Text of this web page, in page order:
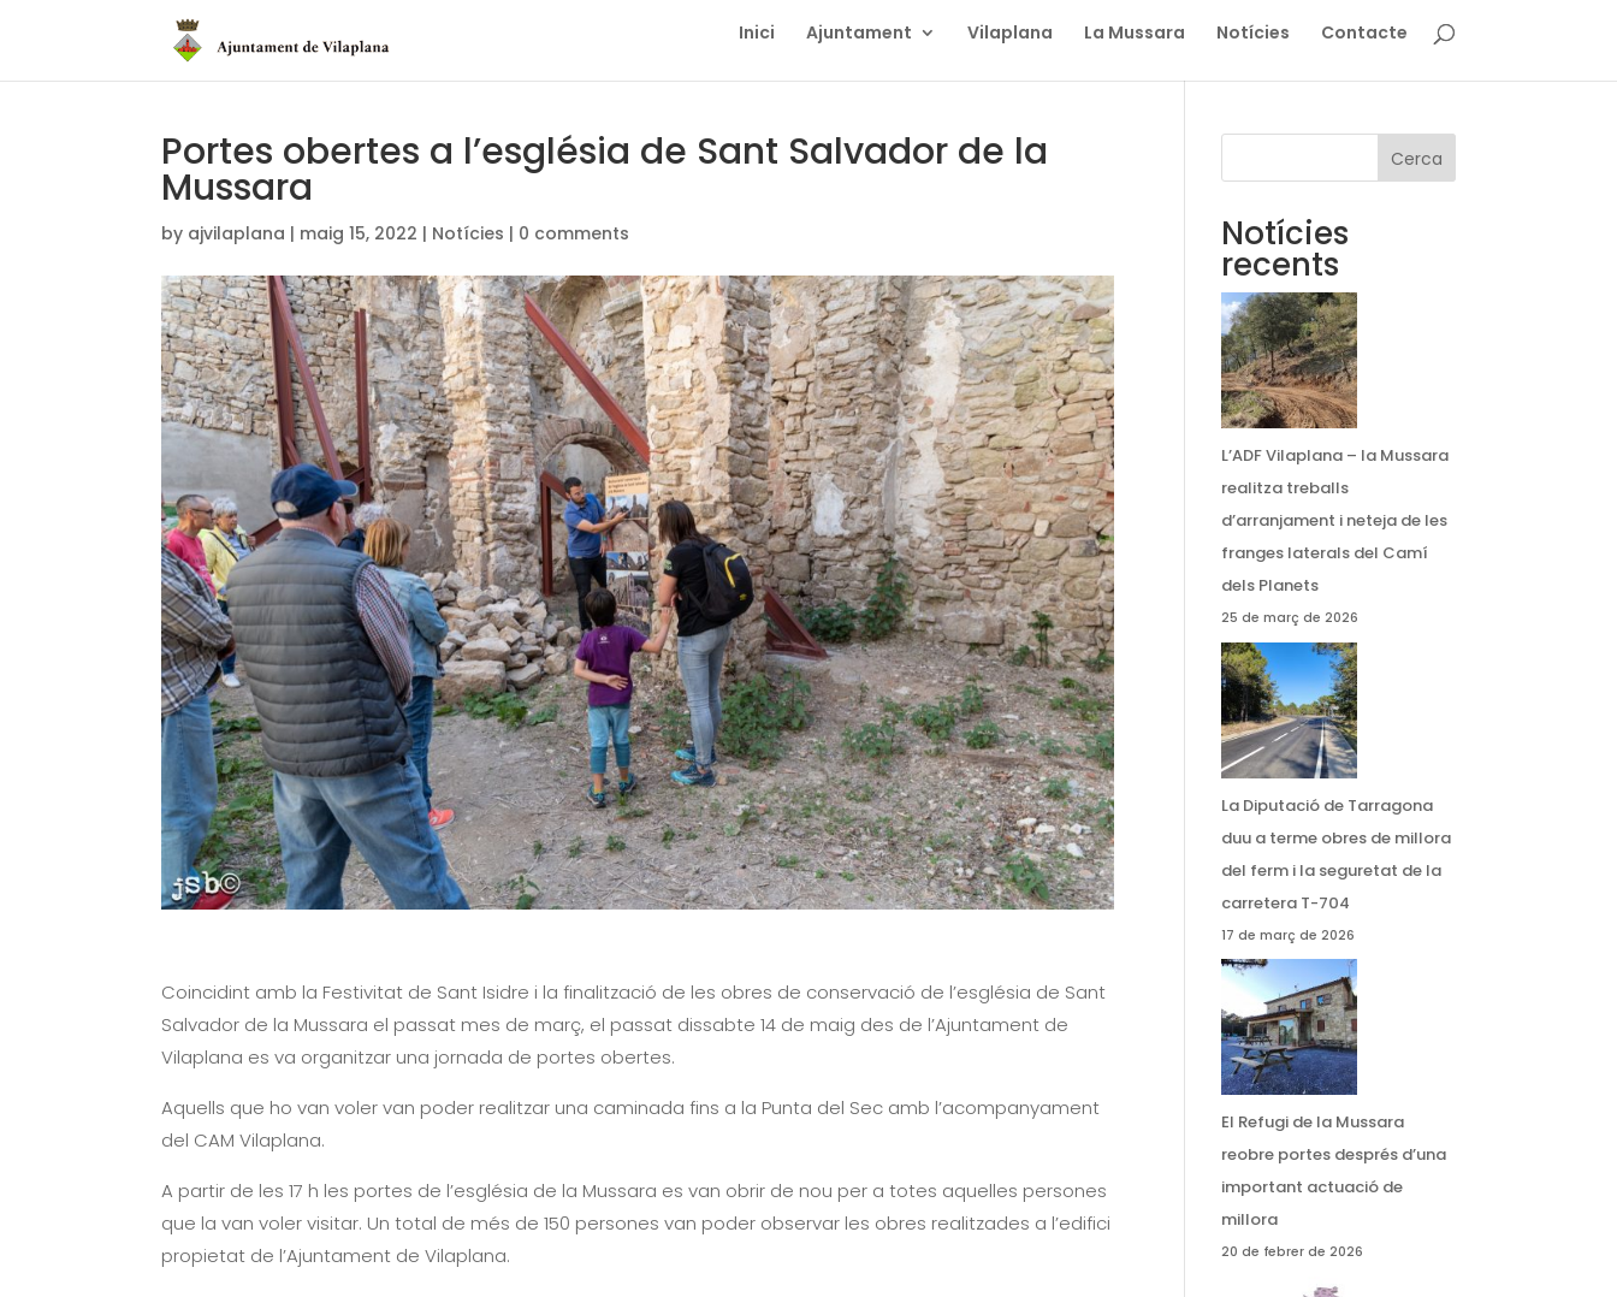
Ajuntament Vilaplana
Portes obertes a l’església de Sant Salvador de la
Mussara
Coincidint amb la Festivitat de Sant Isidre i la finalització de les obres de conservació de l’església de Sant
Salvador de la Mussara el passat mes de març, el passat dissabte 14 de maig des de l’Ajuntament de
Aquells que ho van voler van poder realitzar una caminada fins a la Punta del Sec amb l’acompanyament
A partir de les 17 h les portes de l’església de la Mussara es van obrir de nou per a totes aquelles persones
que la van voler visitar. Un total de més de 150 persones van poder observar les obres realitzades a l’edifici
Cerca
Notícies
recents
L’ADF Vilaplana – la Mussara
realitza treballs
d’arranjament i neteja de les
franges laterals del Camí
dels Planets
25 de març de 2026
La Diputació de Tarragona
duu a terme obres de millora
del ferm i la seguretat de la
carretera T-704
17 de març de 2026
El Refugi de la Mussara
reobre portes després d’una
important actuació de
millora
20 de febrer de 2026